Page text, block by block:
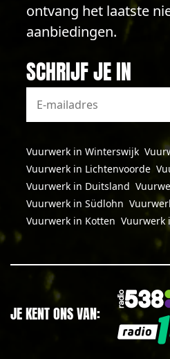
ontvang het laatste
aanbiedingen.
SCHRIJF JE IN
Vuurwerk in Winterswijk
Vuurwerk in Lichtenvoorde
Vuurwerk in Duitsland
Vuurwerk in Südlohn
Vuurwerk in Kotten Vuurwerk
JE KENT ONS VAN: